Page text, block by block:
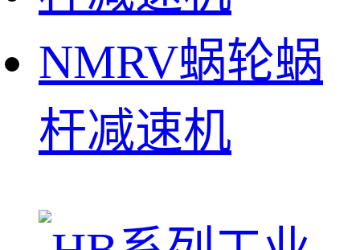
NMRV蜗轮蜗
杆减速机